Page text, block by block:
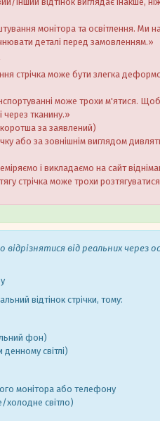
монітора та освітлення. Ми
деталі перед замовленням.»
стрічка може бути злегка
може трохи м'ятися.
через тканину.»
за заявлений)
або за зовнішнім виглядом
і викладаємо на сайт
стрічка може трохи
від реальних через
відтінок стрічки, тому:
фон)
світлі)
монітора або телефону
холодне світло)